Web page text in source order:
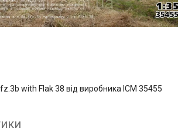
with Flak 38 від виробника ICM 35455